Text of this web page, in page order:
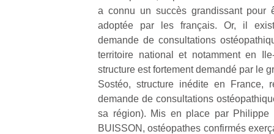
a connu un succès grandissant pour
adoptée par les français. Or, il
demande de consultations
territoire national et notamment en
structure est fortement demandé par le
Sostéo, structure inédite en France,
demande de consultations
sa région). Mis en place par Philippe
BUISSON, ostéopathes confirmés